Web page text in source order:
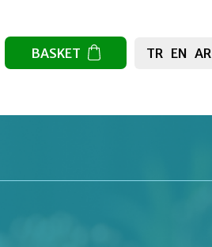
BASKET TR EN AR